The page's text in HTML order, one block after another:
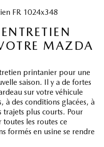
MAZDA
printanier pour une
saison. Il y a de fortes
sur votre véhicule
à des conditions glacées, à
trajets plus courts. Pour
les routes ce
formés en usine se rendre